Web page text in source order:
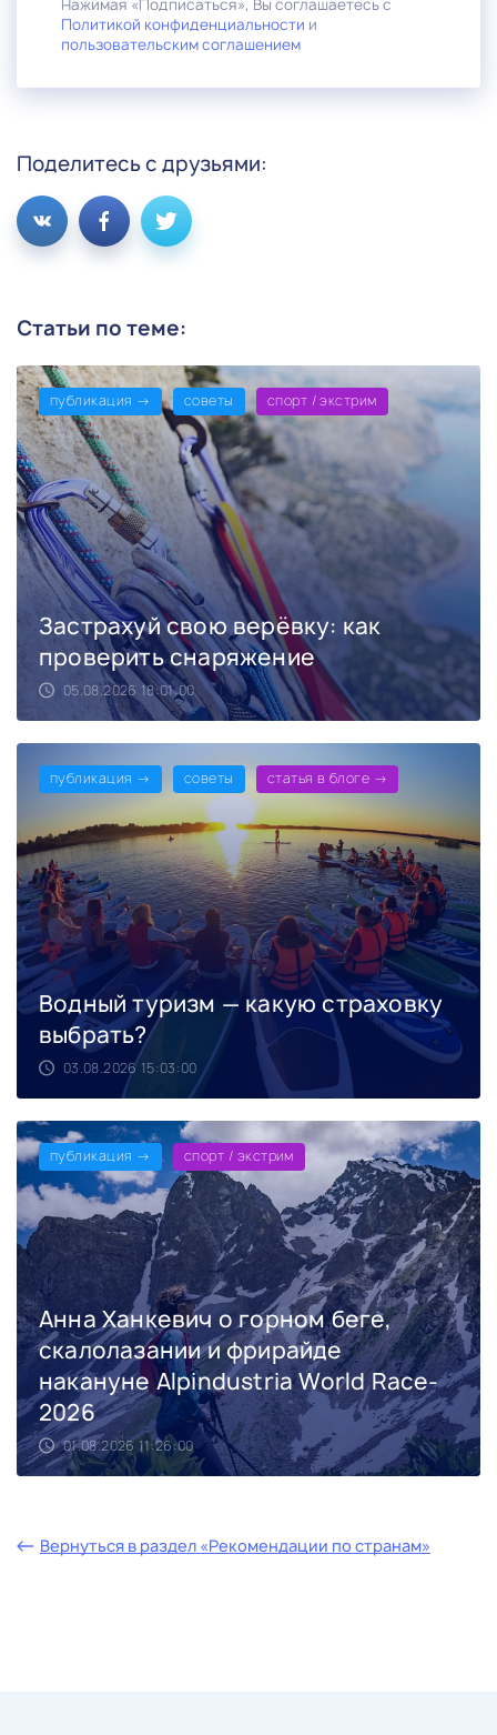
Нажимая «Подписаться», Вы соглашаетесь с
Политикой конфиденциальности и
пользовательским соглашением
Поделитесь с друзьями:
Статьи по теме:
публикация → советы спорт / экстрим
Застрахуй свою верёвку: как
проверить снаряжение
05.08.2026 18:01:00
публикация → советы статья в блоге →
Водный туризм — какую страховку
выбрать?
03.08.2026 15:03:00
публикация → спорт / экстрим
Анна Ханкевич о горном беге,
скалолазании и фрирайде
накануне Alpindustria World Race-
2026
01.08.2026 11:26:00
Вернуться в раздел «Рекомендации по странам»